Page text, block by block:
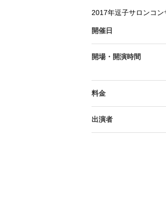
2017年逗子サロンコン
開催日
開場・開演時間
料金
出演者